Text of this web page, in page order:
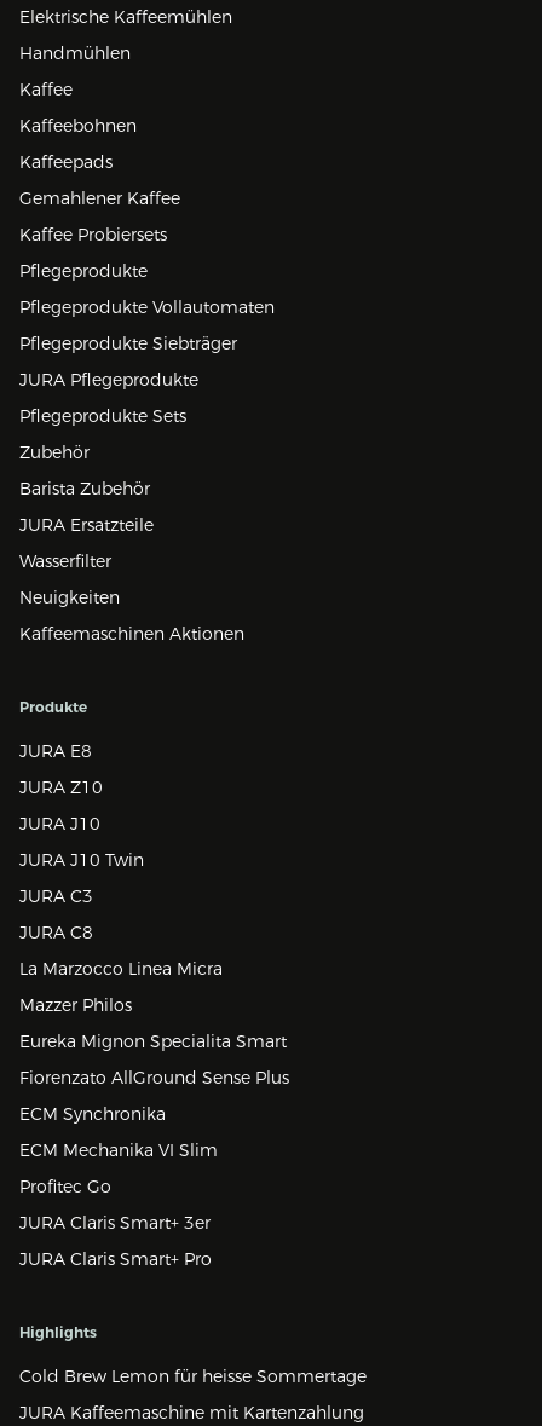
Elektrische Kaffeemühlen
Handmühlen
Kaffee
Kaffeebohnen
Kaffeepads
Gemahlener Kaffee
Kaffee Probiersets
Pflegeprodukte
Pflegeprodukte Vollautomaten
Pflegeprodukte Siebträger
JURA Pflegeprodukte
Pflegeprodukte Sets
Zubehör
Barista Zubehör
JURA Ersatzteile
Wasserfilter
Neuigkeiten
Kaffeemaschinen Aktionen
Produkte
JURA E8
JURA Z10
JURA J10
JURA J10 Twin
JURA C3
JURA C8
La Marzocco Linea Micra
Mazzer Philos
Eureka Mignon Specialita Smart
Fiorenzato AllGround Sense Plus
ECM Synchronika
ECM Mechanika VI Slim
Profitec Go
JURA Claris Smart+ 3er
JURA Claris Smart+ Pro
Highlights
Cold Brew Lemon für heisse Sommertage
JURA Kaffeemaschine mit Kartenzahlung